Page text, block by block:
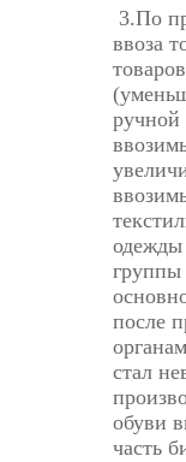
3.По
ввоза
ручной
одежды
группы
после
стал
обуви
часть